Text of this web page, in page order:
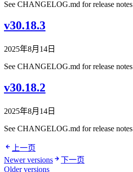
See CHANGELOG.md for release notes
v30.18.3
2025年8月14日
See CHANGELOG.md for release notes
v30.18.2
2025年8月14日
See CHANGELOG.md for release notes
上一页
Newer versions
下一页
Older versions